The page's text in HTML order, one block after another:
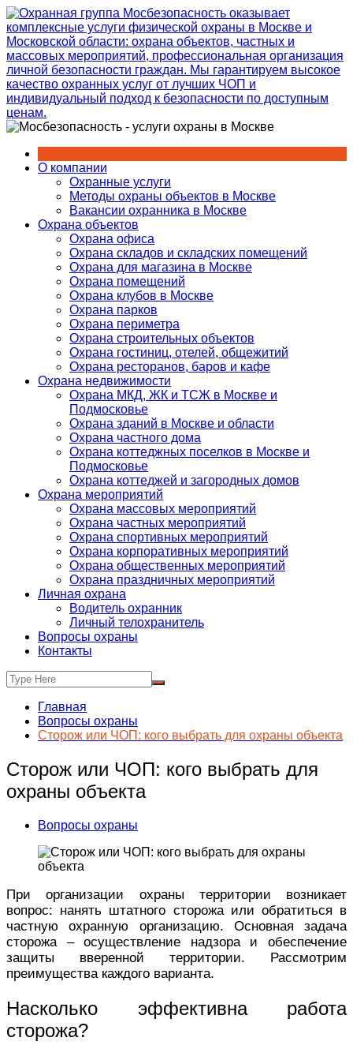
Перейти
к
содержимому
О компании
Охранные услуги
Методы охраны объектов в Москве
Вакансии охранника в Москве
Охрана объектов
Охрана офиса
Охрана складов и складских помещений
Охрана для магазина в Москве
Охрана помещений
Охрана клубов в Москве
Охрана парков
Охрана периметра
Охрана строительных объектов
Охрана гостиниц, отелей, общежитий
Охрана ресторанов, баров и кафе
Охрана недвижимости
Охрана МКД, ЖК и ТСЖ в Москве и
Подмосковье
Охрана зданий в Москве и области
Охрана частного дома
Охрана коттеджных поселков в Москве и
Подмосковье
Охрана коттеджей и загородных домов
Охрана мероприятий
Охрана массовых мероприятий
Охрана частных мероприятий
Охрана спортивных мероприятий
Охрана корпоративных мероприятий
Охрана общественных мероприятий
Охрана праздничных мероприятий
Личная охрана
Водитель охранник
Личный телохранитель
Вопросы охраны
Контакты
Главная
Вопросы охраны
Сторож или ЧОП: кого выбрать для охраны объекта
Сторож или ЧОП: кого выбрать для
охраны объекта
Вопросы охраны
При организации охраны территории возникает
вопрос: нанять штатного сторожа или обратиться в
частную охранную организацию. Основная задача
сторожа – осуществление надзора и обеспечение
защиты вверенной территории. Рассмотрим
преимущества каждого варианта.
Насколько эффективна работа
сторожа?